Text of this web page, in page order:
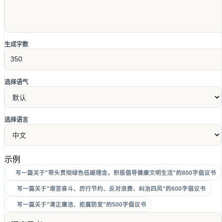
生成字数
选择语气
选择语言
示例
写一篇关于"带头贯彻绿色低碳理念，积极倡导健康文明生活"的800字倡议书
写一篇关于"艰苦奋斗、厉行节约、反对浪费、纠治四风"的600字倡议书
写一篇关于"清正廉洁、拒腐防变"的500字倡议书